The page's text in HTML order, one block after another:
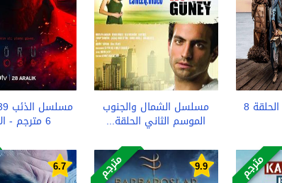
مسلسل بربروس الحلقة 8 مسلسل الشمال والجنوب
الموسم الثاني الحلقة... 6 مترجم - الاخيرة
مترجم 9.9 مترجم 6.7